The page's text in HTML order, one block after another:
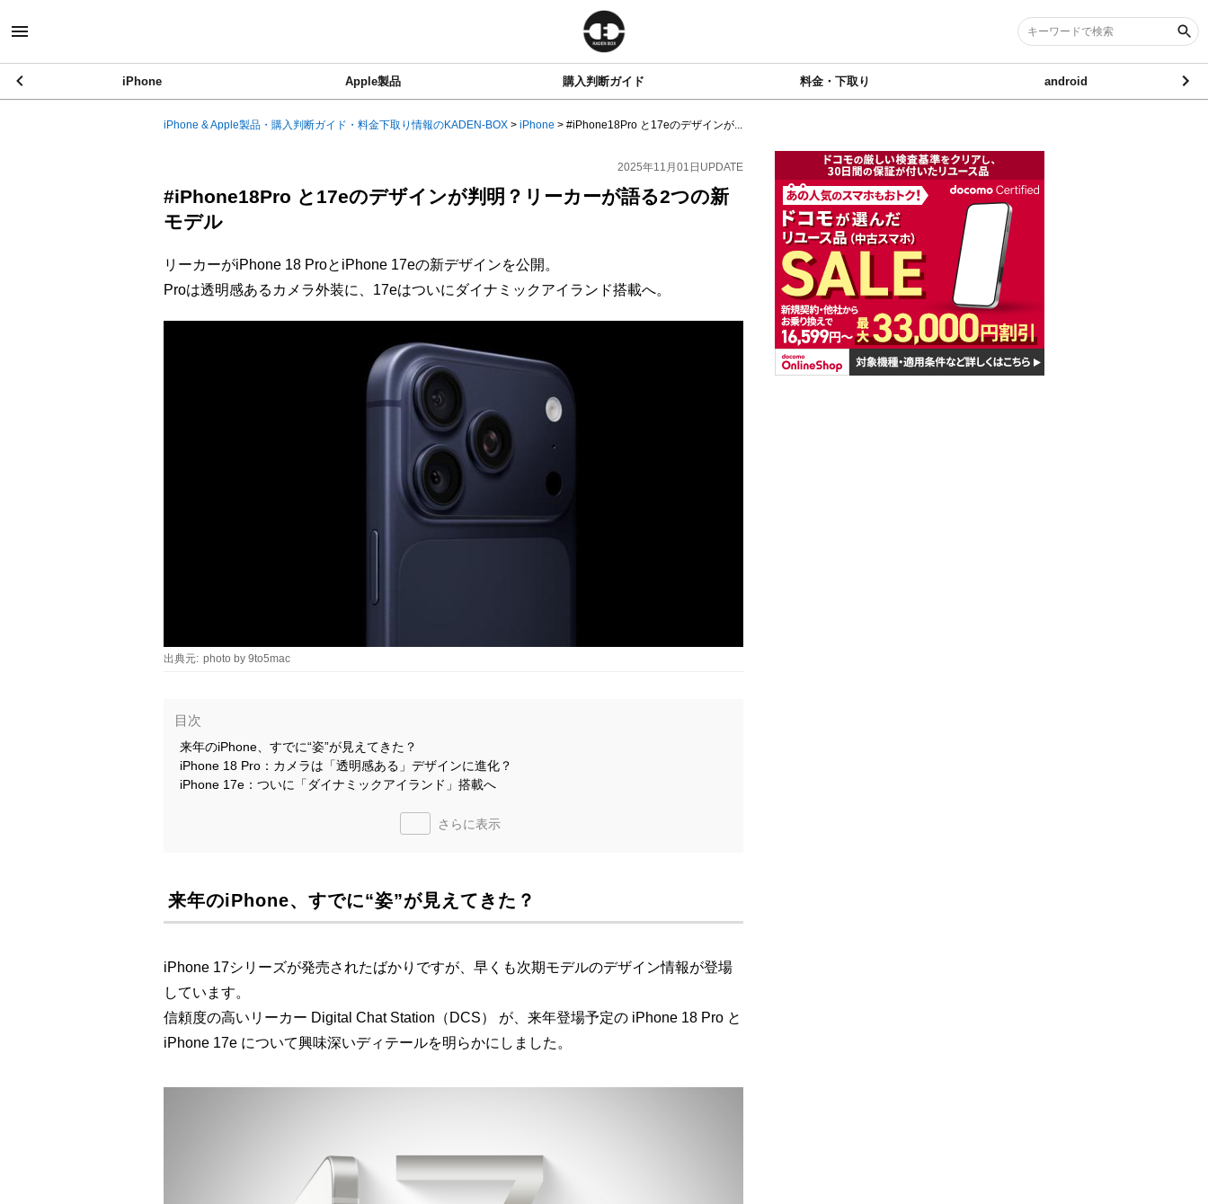
iPhone Apple製品 購入判断ガイド 料金・下取り android
iPhone & Apple製品・購入判断ガイド・料金下取り情報のKADEN-BOX > iPhone > #iPhone18Pro と17eのデザインが...
2025年11月01日 UPDATE
#iPhone18Pro と17eのデザインが判明？リーカーが語る2つの新
モデル
リーカーがiPhone 18 ProとiPhone 17eの新デザインを公開。
Proは透明感あるカメラ外装に、17eはついにダイナミックアイランド搭載へ。
出典元: photo by 9to5mac
目次
来年のiPhone、すでに“姿”が見えてきた？
iPhone 18 Pro：カメラは「透明感ある」デザインに進化？
iPhone 17e：ついに「ダイナミックアイランド」搭載へ
さらに表示
来年のiPhone、すでに“姿”が見えてきた？
iPhone 17シリーズが発売されたばかりですが、早くも次期モデルのデザイン情報が登場
しています。
信頼度の高いリーカー Digital Chat Station（DCS） が、来年登場予定の iPhone 18 Pro と
iPhone 17e について興味深いディテールを明らかにしました。